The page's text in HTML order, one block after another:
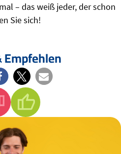
– das weiß jeder, der schon
Sie sich!
Empfehlen